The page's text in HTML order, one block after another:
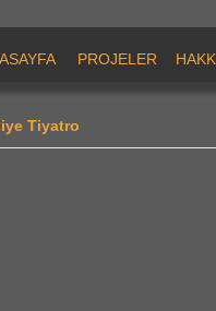
PROJELER
Tiyatro